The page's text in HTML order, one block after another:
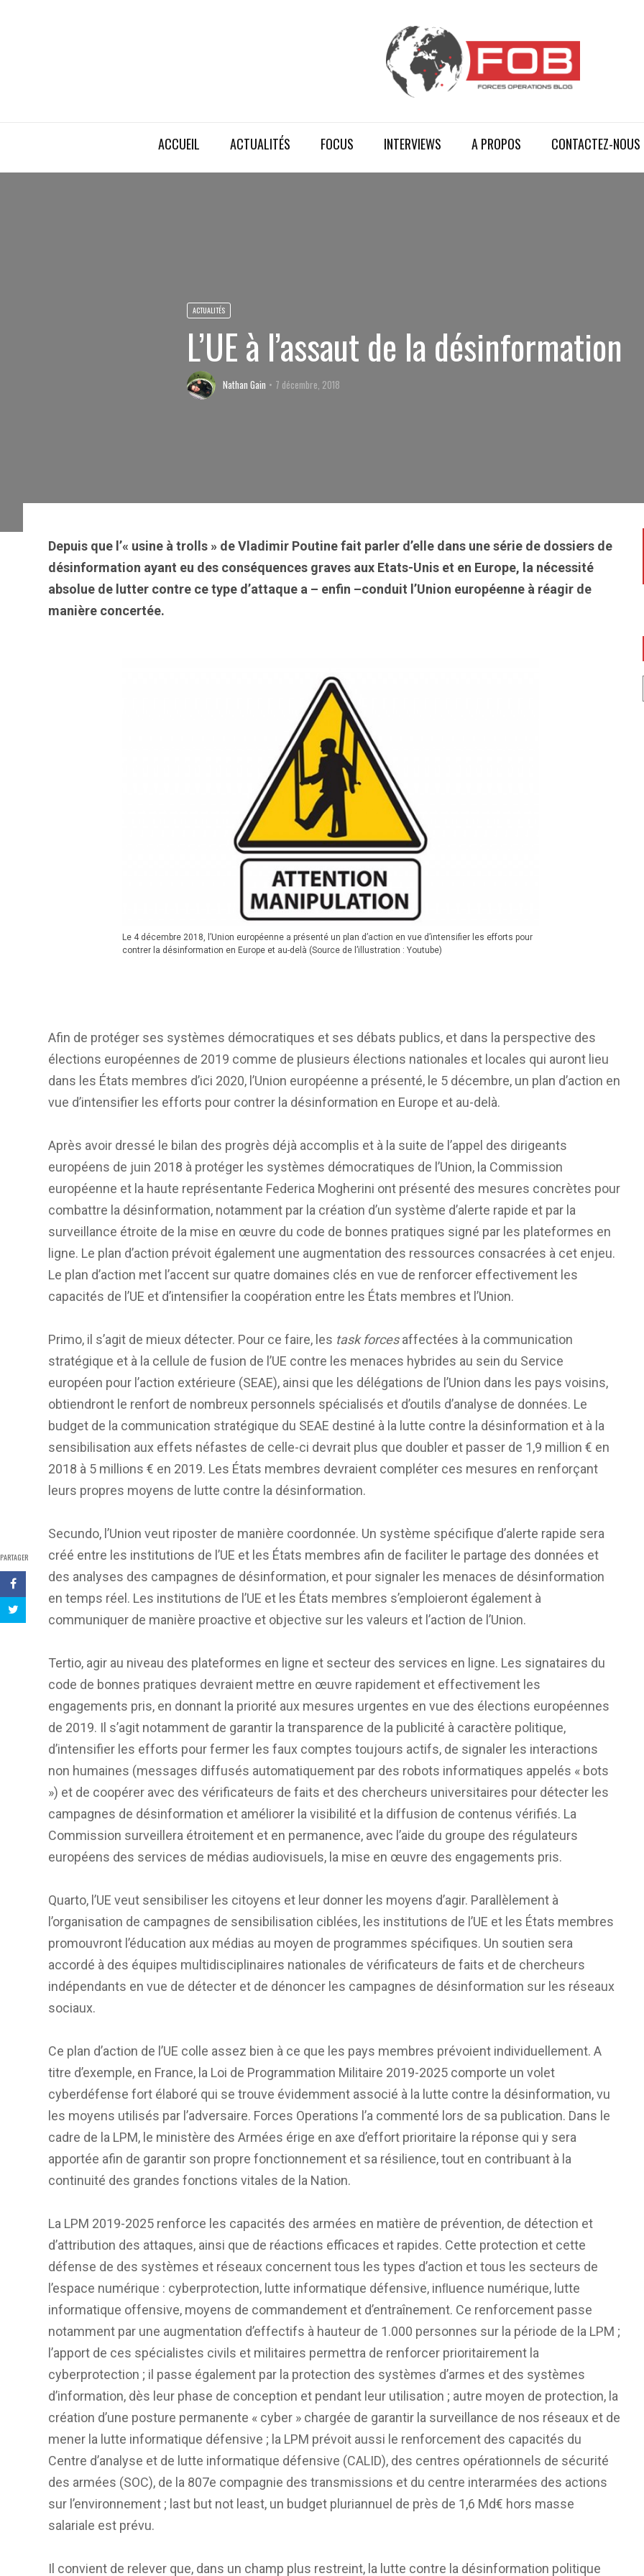
ACCUEIL ACTUALITÉS FOCUS INTERVIEWS A PROPOS CONTACTEZ-NOUS
ACTUALITÉS
L’UE à l’assaut de la désinformation
Nathan Gain 7 décembre, 2018
PARTAGER
Depuis que l’« usine à trolls » de Vladimir Poutine fait parler d’elle dans une série de dossiers de
désinformation ayant eu des conséquences graves aux Etats-Unis et en Europe, la nécessité
absolue de lutter contre ce type d’attaque a – enfin –conduit l’Union européenne à réagir de
manière concertée.
Le 4 décembre 2018, l’Union européenne a présenté un plan d’action en vue d’intensifier les efforts pour
contrer la désinformation en Europe et au-delà (Source de l’illustration : Youtube)
Afin de protéger ses systèmes démocratiques et ses débats publics, et dans la perspective des
élections européennes de 2019 comme de plusieurs élections nationales et locales qui auront lieu
dans les États membres d’ici 2020, l’Union européenne a présenté, le 5 décembre, un plan d’action en
vue d’intensifier les efforts pour contrer la désinformation en Europe et au-delà.
Après avoir dressé le bilan des progrès déjà accomplis et à la suite de l’appel des dirigeants
européens de juin 2018 à protéger les systèmes démocratiques de l’Union, la Commission
européenne et la haute représentante Federica Mogherini ont présenté des mesures concrètes pour
combattre la désinformation, notamment par la création d’un système d’alerte rapide et par la
surveillance étroite de la mise en œuvre du code de bonnes pratiques signé par les plateformes en
ligne. Le plan d’action prévoit également une augmentation des ressources consacrées à cet enjeu.
Le plan d’action met l’accent sur quatre domaines clés en vue de renforcer effectivement les
capacités de l’UE et d’intensifier la coopération entre les États membres et l’Union.
Primo, il s’agit de mieux détecter. Pour ce faire, les task forcesaffectées à la communication
stratégique et à la cellule de fusion de l’UE contre les menaces hybrides au sein du Service
européen pour l’action extérieure (SEAE), ainsi que les délégations de l’Union dans les pays voisins,
obtiendront le renfort de nombreux personnels spécialisés et d’outils d’analyse de données. Le
budget de la communication stratégique du SEAE destiné à la lutte contre la désinformation et à la
sensibilisation aux effets néfastes de celle-ci devrait plus que doubler et passer de 1,9 million € en
2018 à 5 millions € en 2019. Les États membres devraient compléter ces mesures en renforçant
leurs propres moyens de lutte contre la désinformation.
Secundo, l’Union veut riposter de manière coordonnée. Un système spécifique d’alerte rapide sera
créé entre les institutions de l’UE et les États membres afin de faciliter le partage des données et
des analyses des campagnes de désinformation, et pour signaler les menaces de désinformation
en temps réel. Les institutions de l’UE et les États membres s’emploieront également à
communiquer de manière proactive et objective sur les valeurs et l’action de l’Union.
Tertio, agir au niveau des plateformes en ligne et secteur des services en ligne. Les signataires du
code de bonnes pratiques devraient mettre en œuvre rapidement et effectivement les
engagements pris, en donnant la priorité aux mesures urgentes en vue des élections européennes
de 2019. Il s’agit notamment de garantir la transparence de la publicité à caractère politique,
d’intensifier les efforts pour fermer les faux comptes toujours actifs, de signaler les interactions
non humaines (messages diffusés automatiquement par des robots informatiques appelés « bots
») et de coopérer avec des vérificateurs de faits et des chercheurs universitaires pour détecter les
campagnes de désinformation et améliorer la visibilité et la diffusion de contenus vérifiés. La
Commission surveillera étroitement et en permanence, avec l’aide du groupe des régulateurs
européens des services de médias audiovisuels, la mise en œuvre des engagements pris.
Quarto, l’UE veut sensibiliser les citoyens et leur donner les moyens d’agir. Parallèlement à
l’organisation de campagnes de sensibilisation ciblées, les institutions de l’UE et les États membres
promouvront l’éducation aux médias au moyen de programmes spécifiques. Un soutien sera
accordé à des équipes multidisciplinaires nationales de vérificateurs de faits et de chercheurs
indépendants en vue de détecter et de dénoncer les campagnes de désinformation sur les réseaux
sociaux.
Ce plan d’action de l’UE colle assez bien à ce que les pays membres prévoient individuellement. A
titre d’exemple, en France, la Loi de Programmation Militaire 2019-2025 comporte un volet
cyberdéfense fort élaboré qui se trouve évidemment associé à la lutte contre la désinformation, vu
les moyens utilisés par l’adversaire. Forces Operations l’a commenté lors de sa publication. Dans le
cadre de la LPM, le ministère des Armées érige en axe d’effort prioritaire la réponse qui y sera
apportée afin de garantir son propre fonctionnement et sa résilience, tout en contribuant à la
continuité des grandes fonctions vitales de la Nation.
La LPM 2019-2025 renforce les capacités des armées en matière de prévention, de détection et
d’attribution des attaques, ainsi que de réactions efficaces et rapides. Cette protection et cette
défense de des systèmes et réseaux concernent tous les types d’action et tous les secteurs de
l’espace numérique : cyberprotection, lutte informatique défensive, inﬂuence numérique, lutte
informatique offensive, moyens de commandement et d’entraînement. Ce renforcement passe
notamment par une augmentation d’effectifs à hauteur de 1.000 personnes sur la période de la LPM ;
l’apport de ces spécialistes civils et militaires permettra de renforcer prioritairement la
cyberprotection ; il passe également par la protection des systèmes d’armes et des systèmes
d’information, dès leur phase de conception et pendant leur utilisation ; autre moyen de protection, la
création d’une posture permanente « cyber » chargée de garantir la surveillance de nos réseaux et de
mener la lutte informatique défensive ; la LPM prévoit aussi le renforcement des capacités du
Centre d’analyse et de lutte informatique défensive (CALID), des centres opérationnels de sécurité
des armées (SOC), de la 807e compagnie des transmissions et du centre interarmées des actions
sur l’environnement ; last but not least, un budget pluriannuel de près de 1,6 Md€ hors masse
salariale est prévu.
Il convient de relever que, dans un champ plus restreint, la lutte contre la désinformation politique